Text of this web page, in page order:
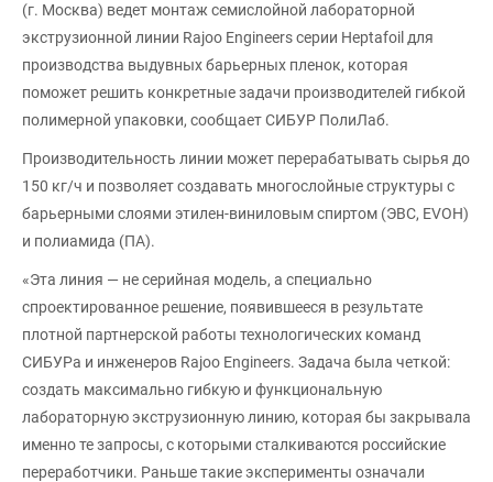
(г. Москва) ведет монтаж семислойной лабораторной
экструзионной линии Rajoo Engineers серии Heptafoil для
производства выдувных барьерных пленок, которая
поможет решить конкретные задачи производителей гибкой
полимерной упаковки, сообщает СИБУР ПолиЛаб.
Производительность линии может перерабатывать сырья до
150 кг/ч и позволяет создавать многослойные структуры с
барьерными слоями этилен-виниловым спиртом (ЭВС, EVOH)
и полиамида (ПА).
«Эта линия — не серийная модель, а специально
спроектированное решение, появившееся в результате
плотной партнерской работы технологических команд
СИБУРа и инженеров Rajoo Engineers. Задача была четкой:
создать максимально гибкую и функциональную
лабораторную экструзионную линию, которая бы закрывала
именно те запросы, с которыми сталкиваются российские
переработчики. Раньше такие эксперименты означали